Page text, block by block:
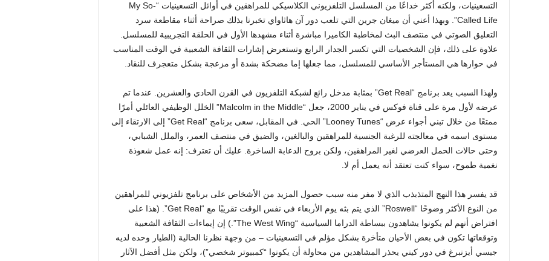
التسعينيات، ولكنه أكثر خداعًا من المسلسل التلفزيوني الكلاسيكي للمراهقين في أوائل التسعينيات “My So-
Called Life”. وبهذا أعني أن ميغان جرين التي تلعب دور آن هاثاواي تخبرنا بذلك صراحة أثناء مقاطعة سرد
التعليق الصوتي في منتصف البث لمخاطبة الكاميرا مباشرة أثناء مشهدها الأول في الحلقة التجريبية للمسلسل.
علاوة على ذلك، فإن الشخصيات التي تكسر الجدار الرابع وتستعرض إشارات الثقافة الشعبية في الوقت المناسب
في حوارها هي المستأجر الأساسي للمسلسل، مما جعلها إما مضحكة بشدة أو مزعجة بشكل متعجرف للنقاد.
ولهذا السبب يعد برنامج “Get Real” بمثابة مدخل رائع لشبكة التلفزيون في القرن الحادي والعشرين. عندما تم
عرضه لأول مرة على قناة فوكس في يناير 2000، جعل “Malcolm in the Middle” الخلل الوظيفي العائلي أمرًا
ممتعًا من خلال تبني أجواء عرض “Looney Tunes” الحي. في المقابل، سعى برنامج “Get Real” إلى الارتقاء إلى
مستوى اسمه في معالجته للرغبة الجنسية للمراهقين والبالغين، والضيق في منتصف العمر، والملل الشبابي،
وحتى حالات الحمل العرضي لغير المراهقين، ولكن بروح الدعابة الساخرة. عليك أن تعترف: إنه عمل شعوذة
نغمية طموح، سواء كنت تعتقد أنه يعمل أم لا.
قد يفسر هذا النهج المتذبذب الذي لا مفر منه سبب حصول المزيد من الأشخاص على برنامج تلفزيوني للمراهقين
من النوع الأكثر وضوحًا “Roswell” الذي يتم بثه يوم الأربعاء في نفس الوقت تقريبًا مع “Get Real”. (هذا على
افتراض أنهم لم يكونوا يشاهدون ببساطة الدراما السياسية “The West Wing”.) إن إيماءات الثقافة الشعبية
وتوقعاتها تكون في بعض الأحيان متأخرة بشكل مؤلم في التسعينيات – من وجهة نظرنا الحالية (الطيار وحده لديه
جيسي أيزنبرغ في دور كيني يحذر المشاهدين من محاولة أن يكونوا “كمبيوتر شخصي”)، ولكن مثل أفضل الآثار